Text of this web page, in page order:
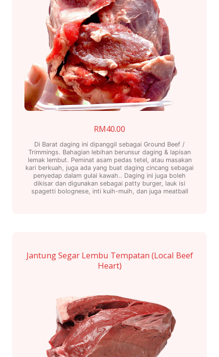
RM40.00
Di Barat daging ini dipanggil sebagai Ground Beef /
Trimmings. Bahagian lebihan berunsur daging & lapisan
lemak lembut. Peminat asam pedas tetel, atau masakan
kari berkuah, juga ada yang buat daging cincang sebagai
penyedap dalam gulai kawah.. Daging ini juga boleh
dikisar dan digunakan sebagai patty burger, lauk isi
spagetti bolognese, inti kuih-muih, dan juga meatball
Jantung Segar Lembu Tempatan (Local Beef
Heart)